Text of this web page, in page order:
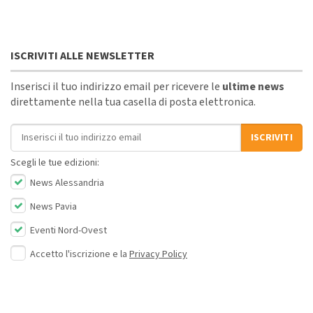
ISCRIVITI ALLE NEWSLETTER
Inserisci il tuo indirizzo email per ricevere le ultime news
direttamente nella tua casella di posta elettronica.
Indirizzo email
ISCRIVITI
Scegli le tue edizioni:
News Alessandria
News Pavia
Eventi Nord-Ovest
Accetto l'iscrizione e la Privacy Policy